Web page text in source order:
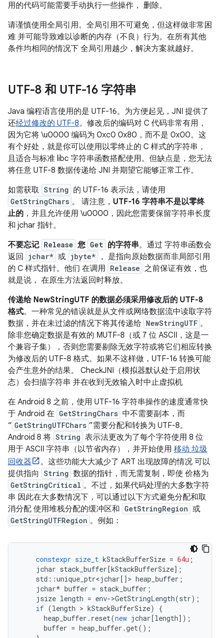
用的代码可能需要手动执行一些操作， 删除。
请谨慎使用全局引用。全局引用不可避免，但这样做非常困
难 并可能导致难以诊断的内存（不良）行为。在所有其他
条件均相同的情况下 全局引用越少，解决方案就越好。
UTF-8 和 UTF-16 字符串
Java 编程语言使用的是 UTF-16。为方便起见，JNI 提供了
还经过修改的 UTF-8。修改后的编码对 C 代码非常有用，
因为它将 \u0000 编码为 0xc0 0x80，而不是 0x00。这
有个好处，就是你可以使用以零终止的 C 样式的字符串，
且适合与标准 libc 字符串函数搭配使用。但缺点是，您无法
将任意 UTF-8 数据传递给 JNI 并期望它能够正常工作。
如需获取 String 的 UTF-16 表示法，请使用
GetStringChars 。 请注意， UTF-16 字符串不是以零终
止的 ，并且允许使用 \u0000，因此您需要保留字符串长度
和 jchar 指针。
不要忘记 Release 您 Get 的字符串。通过 字符串函数会
返回
jchar* 或 jbyte*
， 是指向原始数据而非局部引用
的 C 样式指针。他们 在调用 Release 之前保证有效，也
就是说， 在原生方法返回时释放。
传递给 NewStringUTF 的数据必须采用修改后的 UTF-8
格式。一种常见的错误就是从文件或网络数据流中读取字符
数据，并在未过滤的情况下将其传递给 NewStringUTF 。
除非您确定数据是有效的 MUTF-8（或 7 位 ASCII，这是一
个兼容子集），否则您需要剔除无效字符或将它们相应转换
为修改后的 UTF-8 格式。如果不这样做，UTF-16 转换可能
会产生意外的结果。 CheckJNI（模拟器默认处于启用状
态）会扫描字符串 并在收到无效输入时中止虚拟机
在 Android 8 之前，使用 UTF-16 字符串操作的速度通常快
于 Android 在 GetStringChars 中不需要副本，而
“ GetStringUTFChars ”需要分配和转换为 UTF-8。
Android 8 将 String 表示法更改为了每个字符使用 8 位
用于 ASCII 字符串（以节省内存），并开始使用 移动 垃圾
回收器
。这些功能大大减少了 ART 出现故障的情况 可以
提供指向 String 数据的指针，而无需复制，即使 价格为
GetStringCritical 。不过，如果代码处理的大多数字符
串 因此在大多数情况下，可以通过以下方式避免分配和取
消分配 使用堆栈分配的缓冲区和 GetStringRegion 或
GetStringUTFRegion 。例如：
constexpr size_t kStackBufferSize = 64u ;
jchar stack_buffer[kStackBufferSize];
std ::unique_ptr<jchar[] > heap_buffer ;
jchar* buffer = stack_buffer ;
jsize length = env->GetStringLength(str);
if (length > kStackBufferSize)
{
heap_buffer . reset(new jchar[length]);
buffer = heap_buffer .get();